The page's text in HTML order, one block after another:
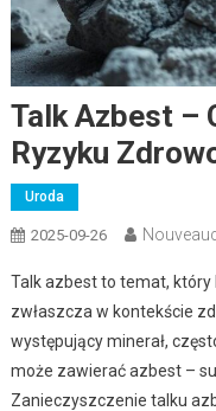
Talk Azbest –
Ryzyku
Uroda
2025-09-26
Talk azbest to temat, który
zwłaszcza w kontekście
występujący minerał,
może zawierać azbest –
Zanieczyszczenie talku